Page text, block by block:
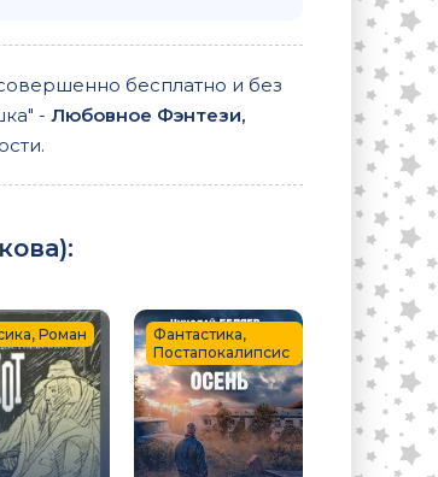
бесплатно и без
- Любовное Фэнтези,
):
Роман
Фантастика,
Постапокалипсис